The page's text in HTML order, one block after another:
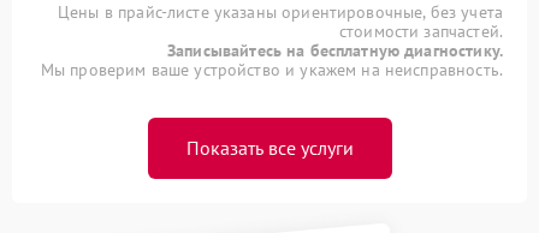
Цены в прайс-листе указаны ориентировочные, без учета
стоимости запчастей.
Записывайтесь на бесплатную диагностику.
Мы проверим ваше устройство и укажем на неисправность.
Показать все услуги